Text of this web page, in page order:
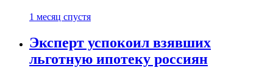
1 месяц спустя
Эксперт успокоил взявших
льготную ипотеку россиян